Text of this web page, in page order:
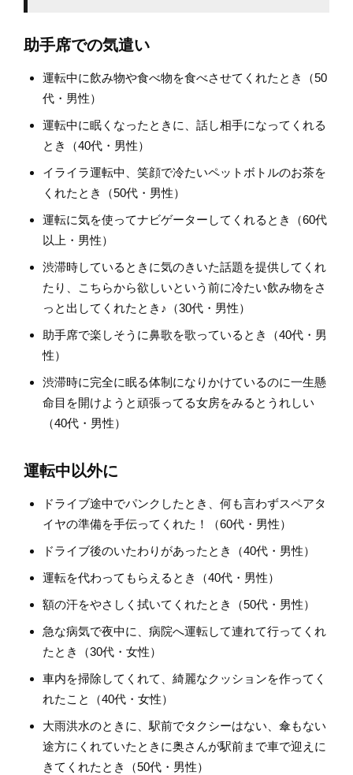
助手席での気遣い
運転中に飲み物や食べ物を食べさせてくれたとき（50
代・男性）
運転中に眠くなったときに、話し相手になってくれる
とき（40代・男性）
イライラ運転中、笑顔で冷たいペットボトルのお茶を
くれたとき（50代・男性）
運転に気を使ってナビゲーターしてくれるとき（60代
以上・男性）
渋滞時しているときに気のきいた話題を提供してくれ
たり、こちらから欲しいという前に冷たい飲み物をさ
っと出してくれたとき♪（30代・男性）
助手席で楽しそうに鼻歌を歌っているとき（40代・男
性）
渋滞時に完全に眠る体制になりかけているのに一生懸
命目を開けようと頑張ってる女房をみるとうれしい
（40代・男性）
運転中以外に
ドライブ途中でパンクしたとき、何も言わずスペアタ
イヤの準備を手伝ってくれた！（60代・男性）
ドライブ後のいたわりがあったとき（40代・男性）
運転を代わってもらえるとき（40代・男性）
額の汗をやさしく拭いてくれたとき（50代・男性）
急な病気で夜中に、病院へ運転して連れて行ってくれ
たとき（30代・女性）
車内を掃除してくれて、綺麗なクッションを作ってく
れたこと（40代・女性）
大雨洪水のときに、駅前でタクシーはない、傘もない
途方にくれていたときに奥さんが駅前まで車で迎えに
きてくれたとき（50代・男性）